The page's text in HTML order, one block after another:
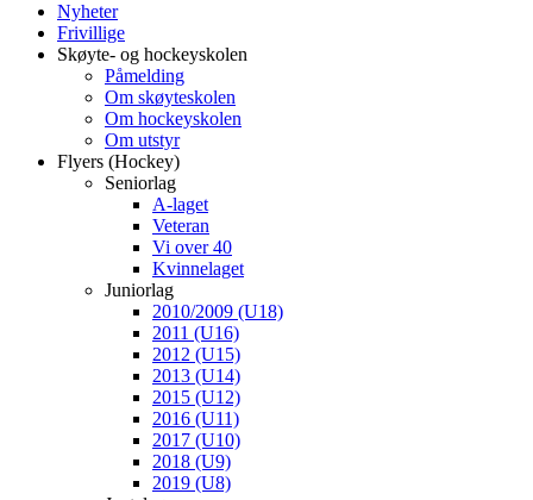
Nyheter
Frivillige
Skøyte- og hockeyskolen
Påmelding
Om skøyteskolen
Om hockeyskolen
Om utstyr
Flyers (Hockey)
Seniorlag
A-laget
Veteran
Vi over 40
Kvinnelaget
Juniorlag
2010/2009 (U18)
2011 (U16)
2012 (U15)
2013 (U14)
2015 (U12)
2016 (U11)
2017 (U10)
2018 (U9)
2019 (U8)